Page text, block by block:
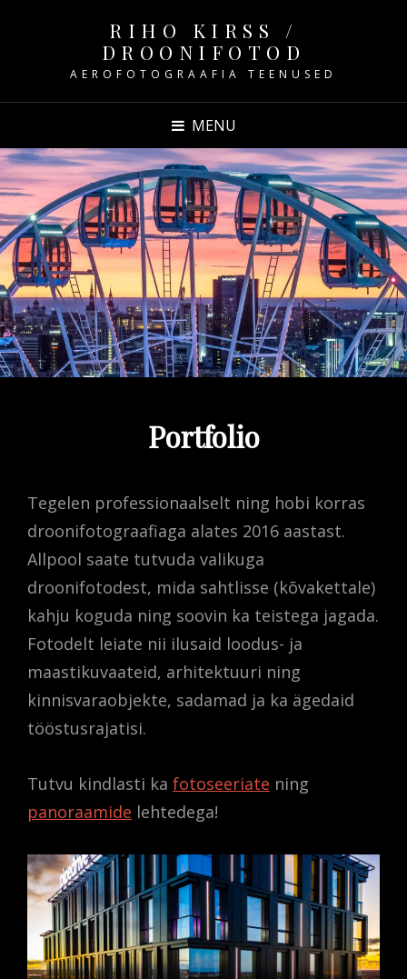
RIHO KIRSS /
DROONIFOTOD
AEROFOTOGRAAFIA TEENUSED
MENU
Portfolio
Tegelen professionaalselt ning hobi korras
droonifotograafiaga alates 2016 aastast.
Allpool saate tutvuda valikuga
droonifotodest, mida sahtlisse (kõvakettale)
kahju koguda ning soovin ka teistega jagada.
Fotodelt leiate nii ilusaid loodus- ja
maastikuvaateid, arhitektuuri ning
kinnisvaraobjekte, sadamad ja ka ägedaid
tööstusrajatisi.
Tutvu kindlasti ka fotoseeriate ning
panoraamide lehtedega!